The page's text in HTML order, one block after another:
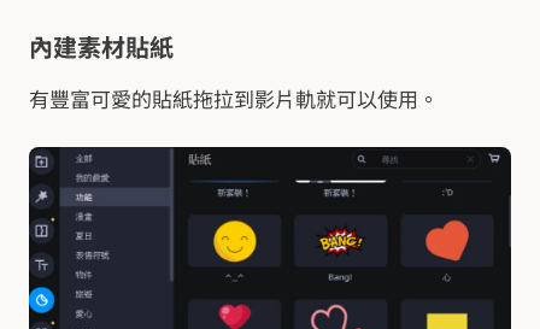
內建素材貼紙
有豐富可愛的貼紙拖拉到影片軌就可以使用。